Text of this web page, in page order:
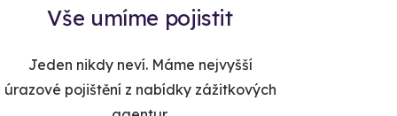
Vše umíme pojistit
Jeden nikdy neví. Máme nejvyšší
úrazové pojištění z nabídky zážitkových